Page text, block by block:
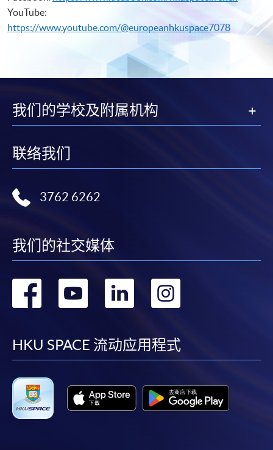
YouTube:
https://www.youtube.com/@europeanhkuspace7078
我们的学校及附属机构
联络我们
3762 6262
我们的社交媒体
转
facebook
转
youtube
转
linkedin
HKU SPACE 流动应用程式